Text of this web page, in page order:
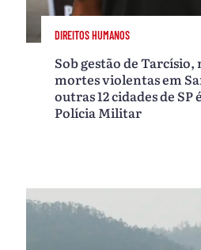
DIREITOS HUMANOS
Sob gestão de Tarcísio,
mortes violentas em
outras 12 cidades de
Polícia Militar